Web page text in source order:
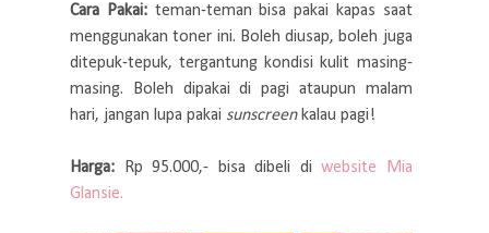
Cara Pakai: teman-teman bisa pakai kapas saat
menggunakan toner ini. Boleh diusap, boleh juga
ditepuk-tepuk, tergantung kondisi kulit masing-
masing. Boleh dipakai di pagi ataupun malam
hari, jangan lupa pakai sunscreen kalau pagi!
Harga: Rp 95.000,- bisa dibeli diwebsite Mia
Glansie.